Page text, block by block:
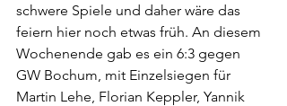
schwere Spiele und daher wäre das
feiern hier noch etwas früh. An diesem
Wochenende gab es ein 6:3 gegen
GW Bochum, mit Einzelsiegen für
Martin Lehe, Florian Keppler, Yannik